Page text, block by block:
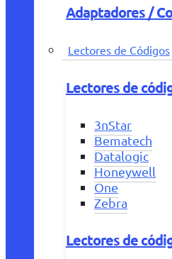
Adaptadores /
Lectores de Códigos
Lectores de
3nStar
Bematech
Datalogic
Honeywell
One
Zebra
Lectores de